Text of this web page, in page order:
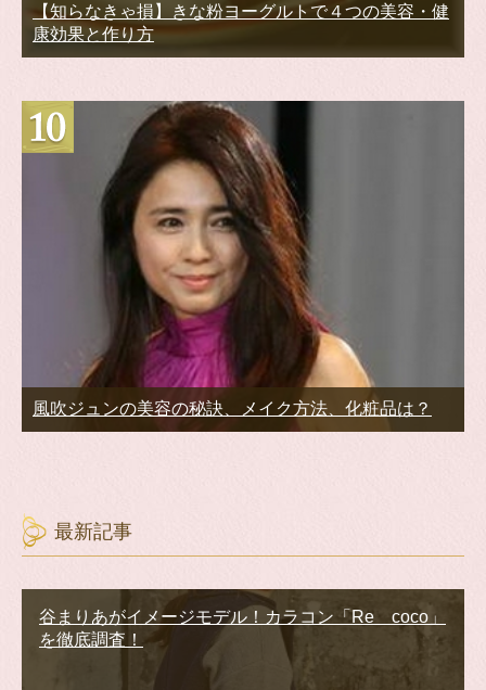
【知らなきゃ損】きな粉ヨーグルトで４つの美容・健
康効果と作り方
風吹ジュンの美容の秘訣、メイク方法、化粧品は？
最新記事
谷まりあがイメージモデル！カラコン「Re coco」
を徹底調査！